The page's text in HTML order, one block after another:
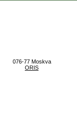
076-77 Moskva
ORIS